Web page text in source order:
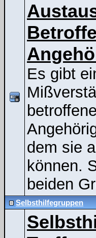
Es gibt
dem sie
können.
beiden
Selbsthilfegruppen